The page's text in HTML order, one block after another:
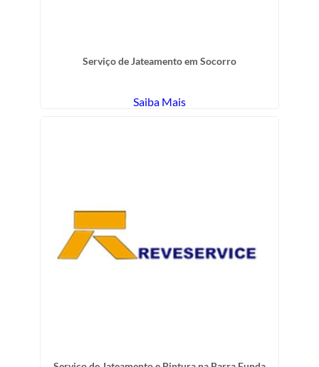
Serviço de Jateamento em Socorro
Saiba Mais